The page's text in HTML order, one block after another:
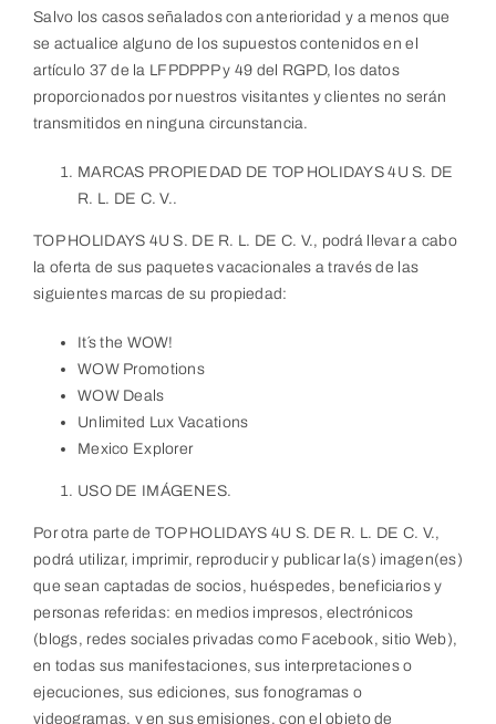
Salvo los casos señalados con anterioridad y a menos que
se actualice alguno de los supuestos contenidos en el
artículo 37 de la LFPDPPP y 49 del RGPD, los datos
proporcionados por nuestros visitantes y clientes no serán
transmitidos en ninguna circunstancia.
MARCAS PROPIEDAD DE TOP HOLIDAYS 4U S. DE
R. L. DE C. V..
TOP HOLIDAYS 4U S. DE R. L. DE C. V., podrá llevar a cabo
la oferta de sus paquetes vacacionales a través de las
siguientes marcas de su propiedad:
It´s the WOW!
WOW Promotions
WOW Deals
Unlimited Lux Vacations
Mexico Explorer
USO DE IMÁGENES.
Por otra parte de TOP HOLIDAYS 4U S. DE R. L. DE C. V.,
podrá utilizar, imprimir, reproducir y publicar la(s) imagen(es)
que sean captadas de socios, huéspedes, beneficiarios y
personas referidas: en medios impresos, electrónicos
(blogs, redes sociales privadas como Facebook, sitio Web),
en todas sus manifestaciones, sus interpretaciones o
ejecuciones, sus ediciones, sus fonogramas o
videogramas, y en sus emisiones, con el objeto de